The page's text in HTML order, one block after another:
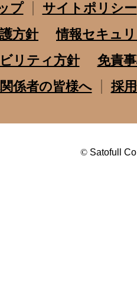
プ
サイトポリシー
方針
情報セキュ
リティ方針
免責
係者の皆様へ
採
© Satofull